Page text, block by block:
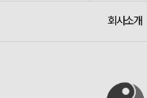
회사소개